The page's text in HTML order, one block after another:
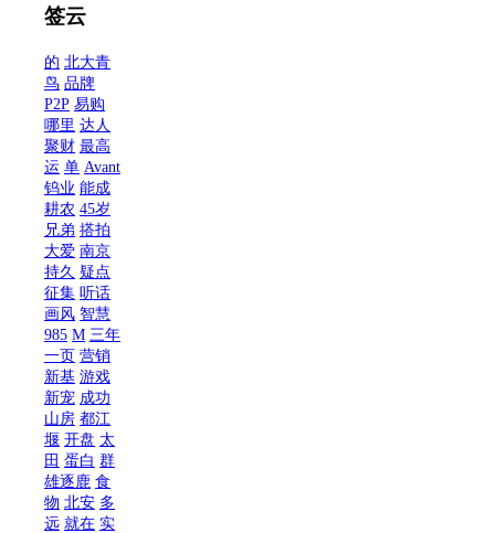
签云
的 北大青
鸟 品牌
P2P 易购
哪里 达人
聚财 最高
运 单 Avant
钨业 能成
耕农 45岁
兄弟 搭拍
大爱 南京
持久 疑点
征集 听话
画风 智慧
985 M 三年
一页 营销
新基 游戏
新宠 成功
山房 都江
堰 开盘 太
田 蛋白 群
雄逐鹿 食
物 北安 多
远 就在 实